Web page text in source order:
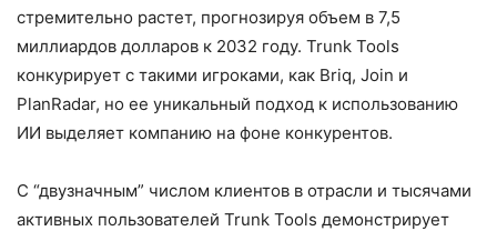
стремительно растет, прогнозируя объем в 7,5
миллиардов долларов к 2032 году. Trunk Tools
конкурирует с такими игроками, как Briq, Join и
PlanRadar, но ее уникальный подход к использованию
ИИ выделяет компанию на фоне конкурентов.
С “двузначным” числом клиентов в отрасли и тысячами
активных пользователей Trunk Tools демонстрирует